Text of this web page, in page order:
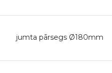
jumta pārsegs Ø180mm